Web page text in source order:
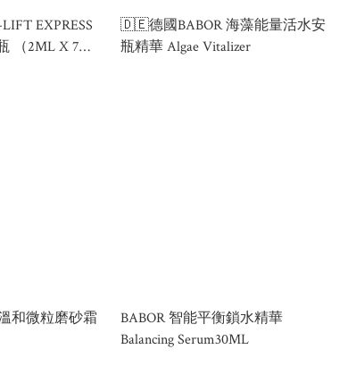
EXPRESS
（2ML X 7
🇩🇪德國BABOR 海藻能量活水安
瓶精華 Algae Vitalizer
和微粒磨砂霜
BABOR 智能平衡鎖水精華
Balancing Serum30ML